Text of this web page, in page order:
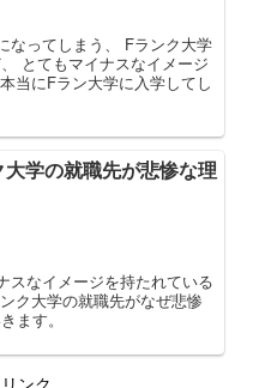
なってしまう、 Fランク大学
とてもマイナスなイメージ
当にFラン大学に入学してし
大学の就職先が悲惨な理
スなイメージを持たれている
ク大学の就職先がなぜ悲惨
ます。
ンク